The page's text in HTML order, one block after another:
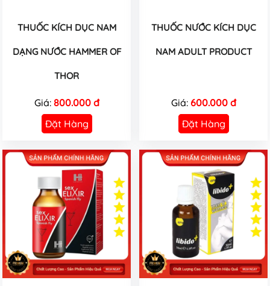
THUỐC KÍCH DỤC NAM
DẠNG NƯỚC HAMMER OF
THOR
Giá: 800.000 đ
Đặt Hàng
THUỐC NƯỚC KÍCH DỤC
NAM ADULT PRODUCT
Giá: 600.000 đ
Đặt Hàng